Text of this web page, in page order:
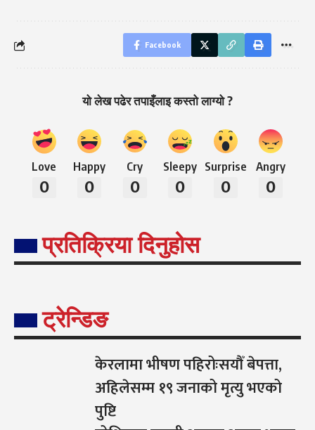
Facebook
यो लेख पढेर तपाइँलाइ कस्तो लाग्यो ?
Love
0
Happy
0
Cry
0
Sleepy
0
Surprise
0
Angry
0
प्रतिक्रिया दिनुहोस
ट्रेन्डिङ
केरलामा भीषण पहिरोःसयौँ बेपत्ता,
अहिलेसम्म १९ जनाको मृत्यु भएको
पुष्टि